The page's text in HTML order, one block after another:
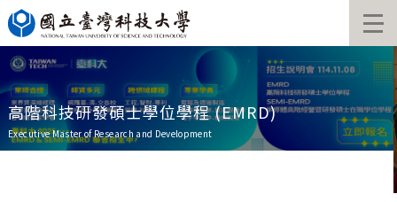
跳
到
主
要
內
容
區
高階科技研發碩士學位學程 (EMRD)
Executive Master of Research and Development